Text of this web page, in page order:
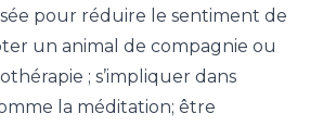
pour réduire le sentiment de
un animal de compagnie ou
; s’impliquer dans
la méditation; être